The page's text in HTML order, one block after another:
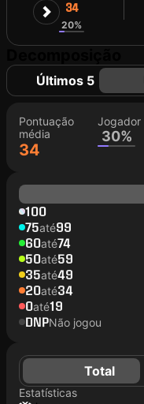
34
20%
Últimos 5
Pontuação
média
34
Jogador
30%
100
75até99
60até74
50até59
35até49
20até34
0até19
DNPNão jogou
Total
Estatísticas